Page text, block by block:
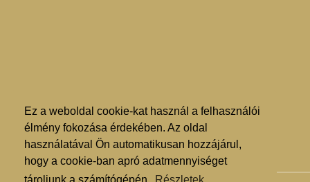
Ez a weboldal cookie-kat használ a felhasználói
élmény fokozása érdekében. Az oldal
használatával Ön automatikusan hozzájárul,
hogy a cookie-ban apró adatmennyiséget